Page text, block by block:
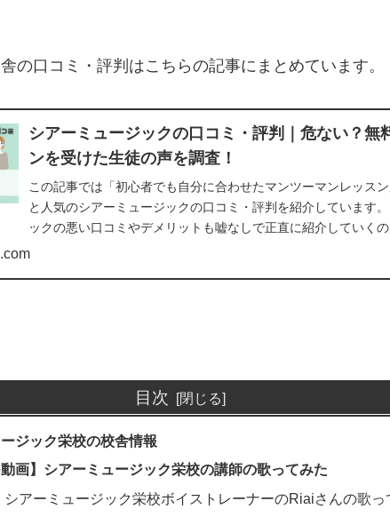
の口コミ・評判はこちらの記事にまとめています。
シアーミュージックの口コミ・評判｜危ない？無
ンを受けた生徒の声を調査！
この記事では「初心者でも自分に合わせたマンツーマンレッスン
と人気のシアーミュージックの口コミ・評判を紹介しています
ックの悪い口コミやデメリットも嘘なしで正直に紹介していくの
ッスンを受ける前にチェッ...
目次
ジック栄校の校舎情報
動画】シアーミュージック栄校の講師の歌ってみた
シアーミュージック栄校ボイストレーナーのRiaiさんの歌っ